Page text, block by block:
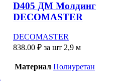
D405 ДМ Молдинг
DECOMASTER
DECOMASTER
838.00 ₽ за шт 2,9 м
Материал Полиуретан